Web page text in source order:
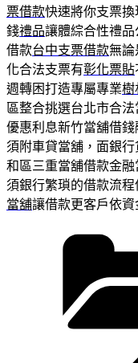
票借款快速將你支票
錢禮品讓體綜合性禮
借款台中支票借款無論
化合法支票有彰化票貼
週轉困打造專屬專業樹
區整合挑選台北市合法
優惠利息新竹當舖借
須附車貸當舖，面銀
和區三重當舖借款金
須銀行繁瑣的借款流
當舖讓借款更客戶依資